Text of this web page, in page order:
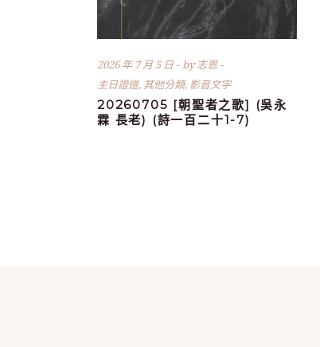
2026 年 7 月 5 日 by志恩
主日證道, 其他分類, 影音文字
20260705 [朝聖者之歌] (吳永
霖 長老) (詩一百二十1-7)